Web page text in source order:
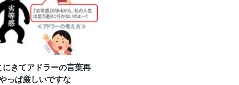
にきてアドラーの言葉再
っぱ厳しいですな